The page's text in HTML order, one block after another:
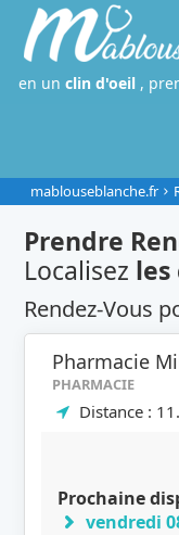
en un clin d'oeil ,
mablouseblanche.fr
Prendre
Localisez
Rendez-Vous
Pharmacie
PHARMACIE
Distance :
Prochaine
vendredi